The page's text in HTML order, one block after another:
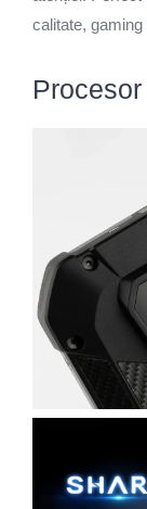
calitate,